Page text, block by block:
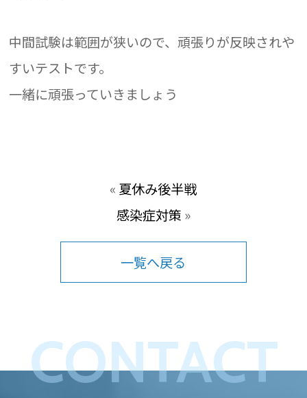
中間試験は範囲が狭いので、頑張りが反映されや
すいテストです。
一緒に頑張っていきましょう
« 夏休み後半戦
感染症対策 »
一覧へ戻る
CONTACT